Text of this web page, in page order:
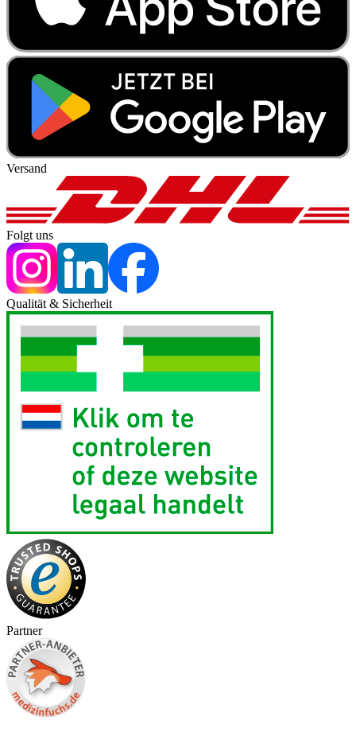
Versand
Folgt uns
Qualität & Sicherheit
Partner